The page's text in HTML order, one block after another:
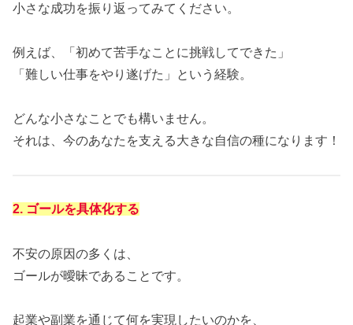
小さな成功を振り返ってみてください。
例えば、「初めて苦手なことに挑戦してできた」
「難しい仕事をやり遂げた」という経験。
どんな小さなことでも構いません。
それは、今のあなたを支える大きな自信の種になります！
2. ゴールを具体化する
不安の原因の多くは、
ゴールが曖昧であることです。
起業や副業を通じて何を実現したいのかを、